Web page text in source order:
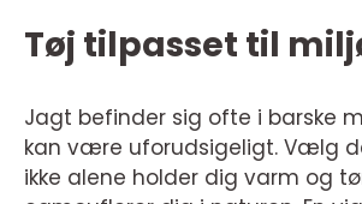
Tøj tilpasset til
Jagt befinder sig ofte i barske
kan være uforudsigeligt. Vælg
ikke alene holder dig varm og